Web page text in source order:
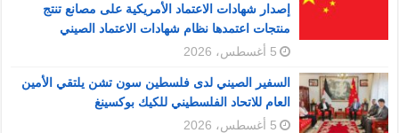
إصدار شهادات الاعتماد الأمريكية على مصانع تنتج
منتجات اعتمدها نظام شهادات الاعتماد الصيني
5 أغسطس، 2026
السفير الصيني لدى فلسطين سون تشن يلتقي الأمين
العام للاتحاد الفلسطيني للكيك بوكسينغ
5 أغسطس، 2026